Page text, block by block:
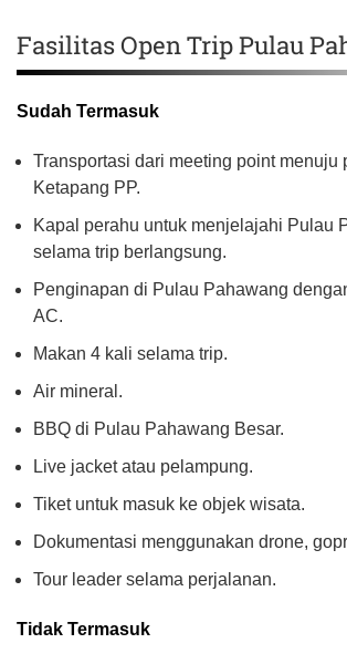
Fasilitas Open Trip Pulau
Sudah Termasuk
Transportasi dari meeting point menuju
Ketapang PP.
Kapal perahu untuk menjelajahi Pulau
selama trip berlangsung.
Penginapan di Pulau Pahawang
AC.
Makan 4 kali selama trip.
Air mineral.
BBQ di Pulau Pahawang Besar.
Live jacket atau pelampung.
Tiket untuk masuk ke objek wisata.
Dokumentasi menggunakan drone,
Tour leader selama perjalanan.
Tidak Termasuk